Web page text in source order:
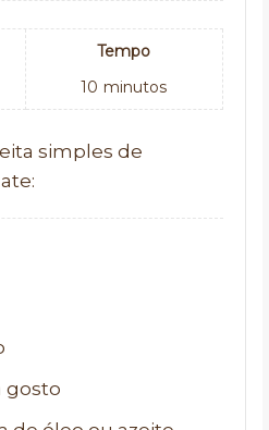
Tempo
10 minutos
simples de
gosto